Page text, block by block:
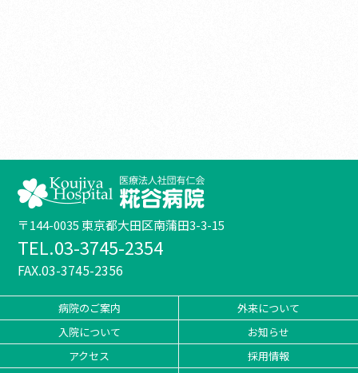
〒144-0035 東京都大田区南蒲田3-3-15
TEL.03-3745-2354
FAX.03-3745-2356
病院のご案内
外来について
入院について
お知らせ
アクセス
採用情報